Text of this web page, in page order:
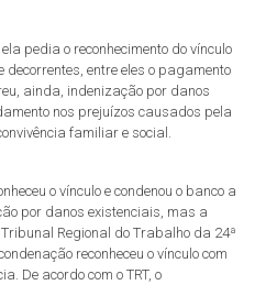
pedia o reconhecimento do vínculo
decorrentes, entre eles o pagamento
ainda, indenização por danos
nos prejuízos causados pela
familiar e social.
o vínculo e condenou o banco a
por danos existenciais, mas a
Regional do Trabalho da 24ª
reconheceu o vínculo com
De acordo com o TRT, o